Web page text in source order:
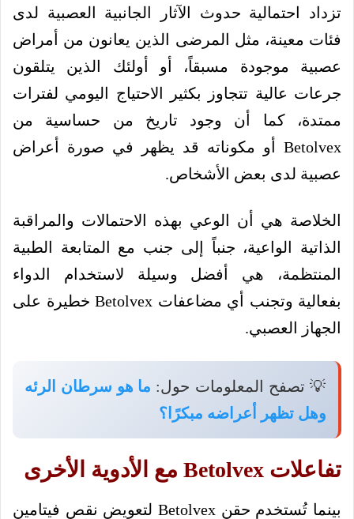
تزداد احتمالية حدوث الآثار الجانبية العصبية لدى
فئات معينة، مثل المرضى الذين يعانون من أمراض
عصبية موجودة مسبقاً، أو أولئك الذين يتلقون
جرعات عالية تتجاوز بكثير الاحتياج اليومي لفترات
ممتدة، كما أن وجود تاريخ من حساسية من
Betolvex أو مكوناته قد يظهر في صورة أعراض
عصبية لدى بعض الأشخاص.
الخلاصة هي أن الوعي بهذه الاحتمالات والمراقبة
الذاتية الواعية، جنباً إلى جنب مع المتابعة الطبية
المنتظمة، هي أفضل وسيلة لاستخدام الدواء
بفعالية وتجنب أي مضاعفات Betolvex خطيرة على
الجهاز العصبي.
💡 تصفح المعلومات حول: ما هو سرطان الرئه
وهل تظهر أعراضه مبكرًا؟
تفاعلات Betolvex مع الأدوية الأخرى
بينما تُستخدم حقن Betolvex لتعويض نقص فيتامين